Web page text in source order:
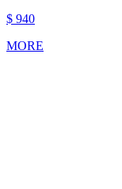
$ 940
MORE